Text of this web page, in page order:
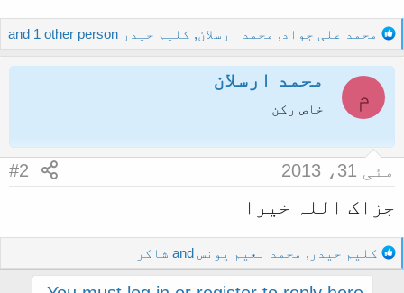
R
e
a
o
n
:
محمد علی جواد , محمد ارسلان, کلیم حیدر
م
محمد ارسلان
خاص رکن
مئی 31، 2013 #2
جزاک اللہ خیرا
R
e
کلیم حیدر , محمد نعیم یونس شاکر